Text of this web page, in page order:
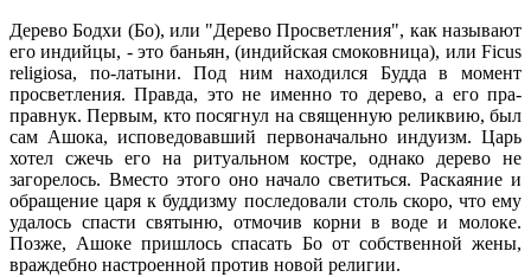
Дерево Бодхи (Бо), или "Дерево Просветления", как называют
его индийцы, - это баньян, (индийская смоковница), или Ficus
religiosa, по-латыни. Под ним находился Будда в момент
просветления. Правда, это не именно то дерево, а его пра-
правнук. Первым, кто посягнул на священную реликвию, был
сам Ашока, исповедовавший первоначально индуизм. Царь
хотел сжечь его на ритуальном костре, однако дерево не
загорелось. Вместо этого оно начало светиться. Раскаяние и
обращение царя к буддизму последовали столь скоро, что ему
удалось спасти святыню, отмочив корни в воде и молоке.
Позже, Ашоке пришлось спасать Бо от собственной жены,
враждебно настроенной против новой религии.